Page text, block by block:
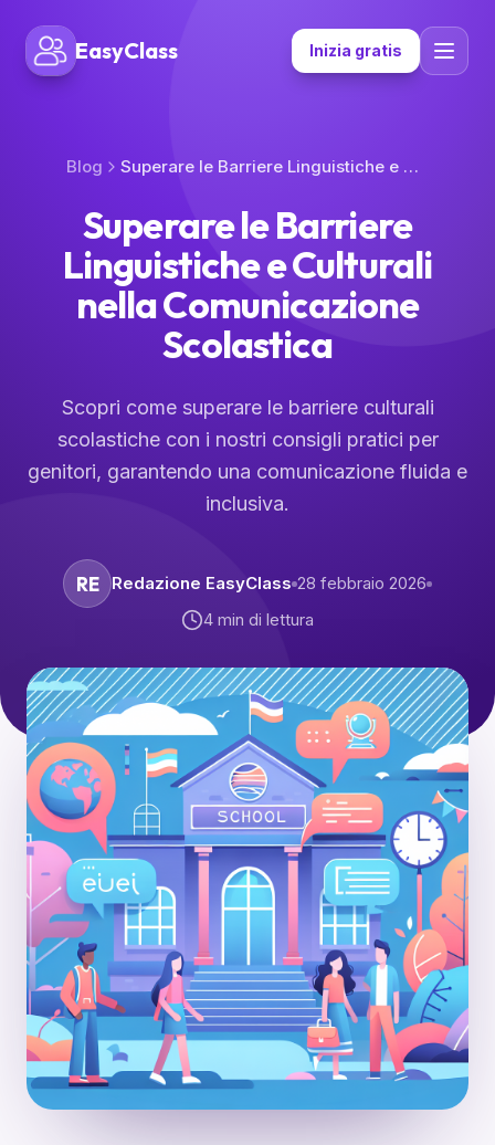
EasyClass Inizia gratis
Blog Superare le Barriere Linguistiche e Culturali nella Comunicazione Scolastica
Superare le Barriere
Linguistiche e Culturali
nella Comunicazione
Scolastica
Scopri come superare le barriere culturali
scolastiche con i nostri consigli pratici per
genitori, garantendo una comunicazione fluida e
inclusiva.
RE Redazione EasyClass 28 febbraio 2026
4 min di lettura